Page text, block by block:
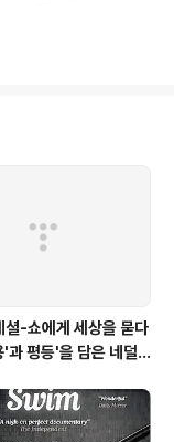
여전히 많은 배우
으랴, 굳이 어떤 화려
만으로도 충분히 시
-쇼에게 세상을 묻다
과 평등'을 담은 네덜